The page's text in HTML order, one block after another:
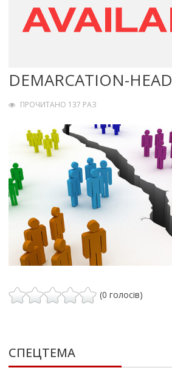
DEMARCATION-HEAD
ПРОЧИТАНО 137 РАЗ
(0 голосів)
СПЕЦТЕМА